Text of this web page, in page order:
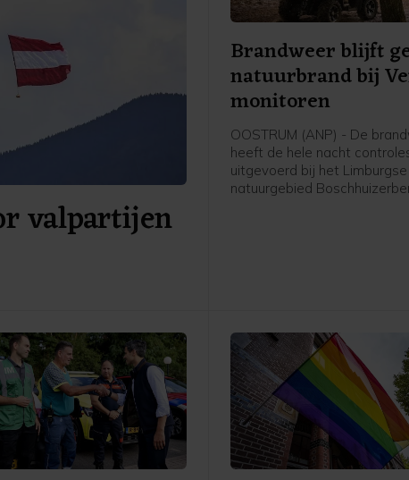
valpartijen
Brandweer blijft
natuurbrand bij
monitoren
OOSTRUM (ANP) - De
heeft de hele nacht
uitgevoerd bij het Limburgse
natuurgebied